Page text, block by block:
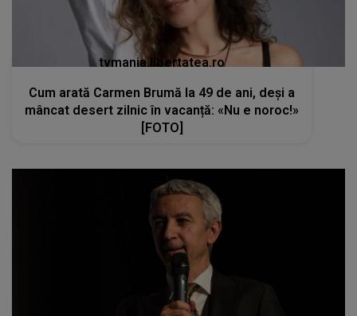
tvmania.libertatea.ro
Cum arată Carmen Brumă la 49 de ani, deși a
mâncat desert zilnic în vacanță: «Nu e noroc!»
[FOTO]